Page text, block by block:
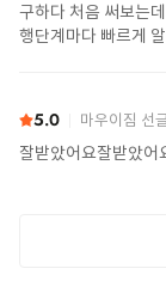
구하다 처음 써보는
행단계마다 빠르게
5.0 마우이짐 선
잘받았어요잘받았어